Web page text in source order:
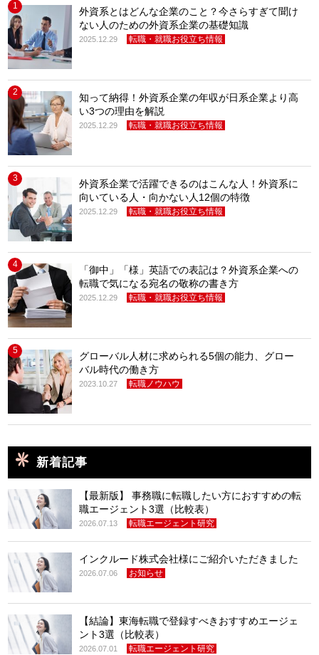
1
外資系とはどんな企業のこと？今さらすぎて聞け
ない人のための外資系企業の基礎知識
2025.12.29 転職・就職お役立ち情報
2
知って納得！外資系企業の年収が日系企業より高
い3つの理由を解説
2025.12.29 転職・就職お役立ち情報
3
外資系企業で活躍できるのはこんな人！外資系に
向いている人・向かない人12個の特徴
2025.12.29 転職・就職お役立ち情報
4
「御中」「様」英語での表記は？外資系企業への
転職で気になる宛名の敬称の書き方
2025.12.29 転職・就職お役立ち情報
5
グローバル人材に求められる5個の能力、グロー
バル時代の働き方
2023.10.27 転職ノウハウ
新着記事
【最新版】 事務職に転職したい方におすすめの転
職エージェント3選（比較表）
2026.07.13 転職エージェント研究
インクルード株式会社様にご紹介いただきました
2026.07.06 お知らせ
【結論】東海転職で登録すべきおすすめエージェ
ント3選（比較表）
2026.07.01 転職エージェント研究